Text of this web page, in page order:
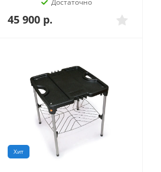
Достаточно
45 900р.
Хит